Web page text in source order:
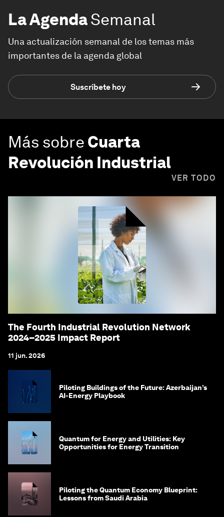
La AgendaSemanal
Una actualización semanal de los temas más
importantes de la agenda global
Suscríbete hoy
Más sobre Cuarta
Revolución Industrial
VER TODO
The Fourth Industrial Revolution Network
2024–2025 Impact Report
11 jun. 2026
Piloting Buildings of the Future: Azerbaijan’s
AI-Energy Playbook
Quantum for Energy and Utilities: Key
Opportunities for Energy Transition
Piloting the Quantum Economy Blueprint:
Lessons from Saudi Arabia